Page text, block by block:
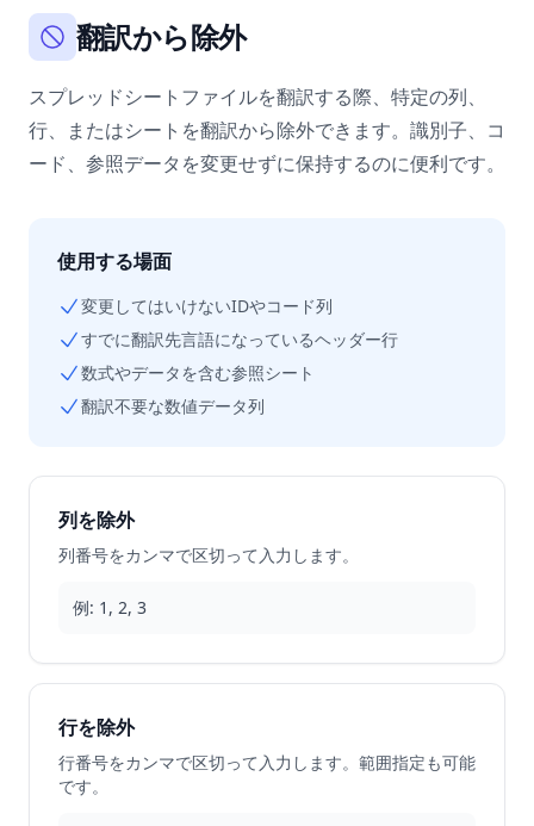
翻訳から除外
スプレッドシートファイルを翻訳する際、特定の列、
行、またはシートを翻訳から除外できます。識別子、コ
ード、参照データを変更せずに保持するのに便利です。
使用する場面
変更してはいけないIDやコード列
すでに翻訳先言語になっているヘッダー行
数式やデータを含む参照シート
翻訳不要な数値データ列
列を除外
列番号をカンマで区切って入力します。
例: 1, 2, 3
行を除外
行番号をカンマで区切って入力します。範囲指定も可能
です。